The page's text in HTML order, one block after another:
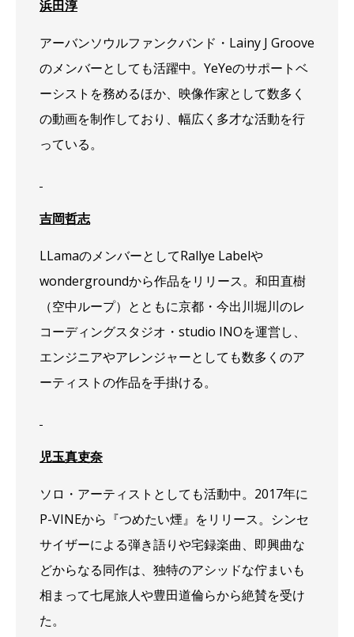
浜田淳
アーバンソウルファンクバンド・Lainy J Groove
のメンバーとしても活躍中。YeYeのサポートベ
ーシストを務めるほか、映像作家として数多く
の動画を制作しており、幅広く多才な活動を行
っている。
吉岡哲志
LLamaのメンバーとしてRallye Labelや
wondergroundから作品をリリース。和田直樹
（空中ループ）とともに京都・今出川堀川のレ
コーディングスタジオ・studio INOを運営し、
エンジニアやアレンジャーとしても数多くのア
ーティストの作品を手掛ける。
児玉真吏奈
ソロ・アーティストとしても活動中。2017年に
P-VINEから『つめたい煙』をリリース。シンセ
サイザーによる弾き語りや宅録楽曲、即興曲な
どからなる同作は、独特のアシッドな佇まいも
相まって七尾旅人や豊田道倫らから絶賛を受け
た。